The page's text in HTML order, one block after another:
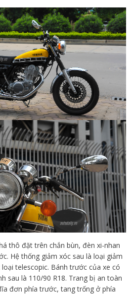
thô đặt trên chắn bùn, đèn xi-nhan
Hệ thống giảm xóc sau là loại giảm
telescopic. Bánh trước của xe có
sau là 110/90 R18. Trang bị an toàn
đơn phía trước, tang trống ở phía